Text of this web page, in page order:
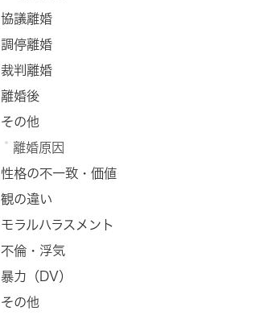
協議離婚
調停離婚
裁判離婚
離婚後
その他
離婚原因
性格の不一致・価値
観の違い
モラルハラスメント
不倫・浮気
暴力（DV）
その他